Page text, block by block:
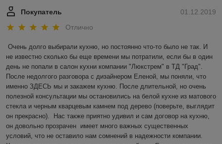
01.12.2019
Покупатель
Отлично
Очень долго выбирали кухню, но постоянно что-то было не так. И
не известно сколько бы еще времени мы потратили, если бы в один
день не попали в салон кухни компании "Люкстрем" в ТД "Град".
После недолгого разговора с дизайнером Еленой, мы поняли, что
именно ЗДЕСЬ мы и закажем кухню. После длительной, но очень
полезной консультации мы остановились на белой кухне из матового
стекла и черным кварцевым камнем под дерево (поверьте, выглядит
он прекрасно).  Нас также приятно удивил и сам договор на кухню,
он довольно прозрачен  имеет много важных существенных
условий, что не оставило нам сомнений в надежности компании.